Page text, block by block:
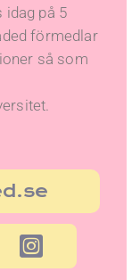
idag på 5
förmedlar
så som